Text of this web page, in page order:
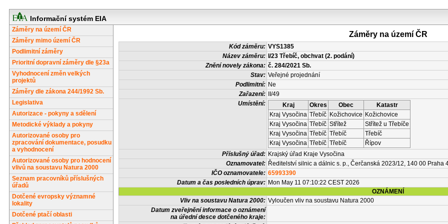
Informační systém EIA
Záměry na území ČR
Záměry mimo území ČR
Podlimitní záměry
Prioritní dopravní záměry dle §23a
Vyhodnocení změn velkých
projektů
Záměry dle zákona 244/1992 Sb.
Legislativa
Autorizace - pokyny a sdělení
Metodické výklady a pokyny
Autorizované osoby pro
zpracování dokumentace, posudku
a vyhodnocení
Autorizované osoby pro hodnocení
vlivů na soustavu Natura 2000
Seznam pracovníků příslušných
úřadů
Dotčené evropsky významné
lokality
Dotčené ptačí oblasti
Záměry na území ČR
Kód záměru: VYS1385
Název záměru: I/23 Třebíč, obchvat (2. podání)
Znění novely zákona: č. 284/2021 Sb.
Stav: Veřejné projednání
Podlimitní: Ne
Zařazení:
II/49
Umístění:
Kraj Okres Obec
Katastr
Kraj Vysočina Třebíč Kožichovice Kožichovice
Kraj Vysočina Třebíč Střítež
Střítež u Třebíče
Kraj Vysočina Třebíč Třebíč
Třebíč
Kraj Vysočina Třebíč Třebíč
Řípov
Příslušný úřad: Krajský úřad Kraje Vysočina
Oznamovatel: Ředitelství silnic a dálnic s. p., Čerčanská 2023/12, 140 00 Praha
IČO oznamovatele: 65993390
Datum a čas posledních úprav: Mon May 11 07:10:22 CEST 2026
OZNÁMENÍ
Vliv na soustavu Natura 2000: Vyloučen vliv na soustavu Natura 2000
Datum zveřejnění informace o oznámení
na úřední desce dotčeného kraje: